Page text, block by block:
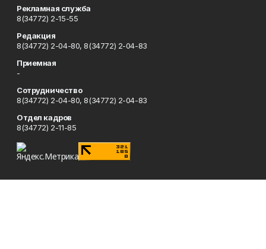
Рекламная служба
8(34772) 2-15-55
Редакция
8(34772) 2-04-80, 8(34772) 2-04-83
Приемная
-
Сотрудничество
8(34772) 2-04-80, 8(34772) 2-04-83
Отдел кадров
8(34772) 2-11-85